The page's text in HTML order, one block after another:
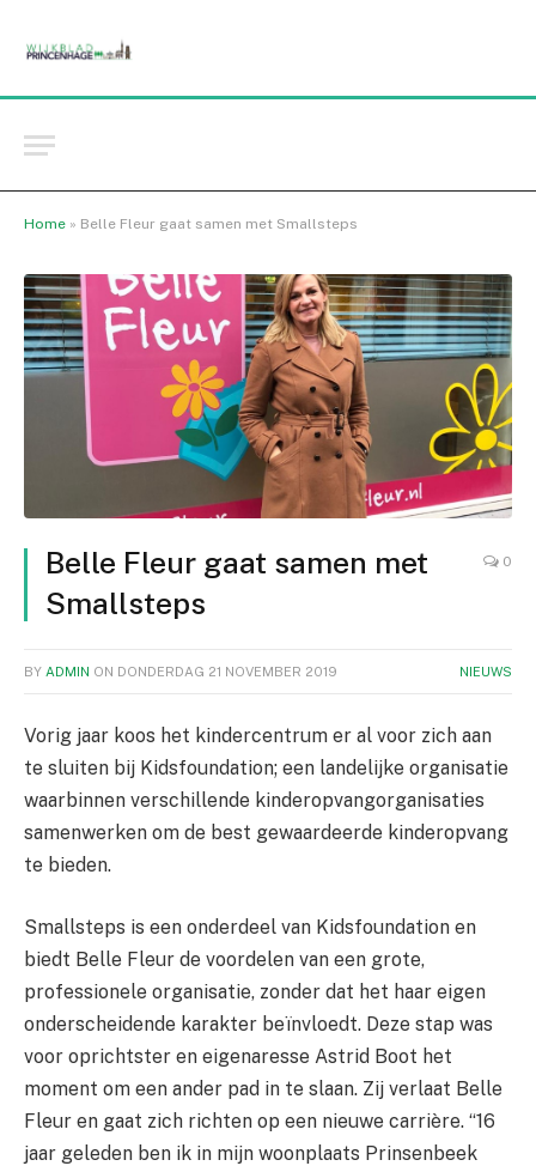
Home » Belle Fleur gaat samen met Smallsteps
Belle Fleur gaat samen met
Smallsteps
0
BY ADMIN ON DONDERDAG 21 NOVEMBER 2019 NIEUWS
Vorig jaar koos het kindercentrum er al voor zich aan
te sluiten bij Kidsfoundation; een landelijke organisatie
waarbinnen verschillende kinderopvangorganisaties
samenwerken om de best gewaardeerde kinderopvang
te bieden.
Smallsteps is een onderdeel van Kidsfoundation en
biedt Belle Fleur de voordelen van een grote,
professionele organisatie, zonder dat het haar eigen
onderscheidende karakter beïnvloedt. Deze stap was
voor oprichtster en eigenaresse Astrid Boot het
moment om een ander pad in te slaan. Zij verlaat Belle
Fleur en gaat zich richten op een nieuwe carrière. “16
jaar geleden ben ik in mijn woonplaats Prinsenbeek